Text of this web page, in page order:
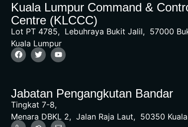
Kuala Lumpur Command &
Centre (KLCCC)
Lot PT 4785, Lebuhraya Bukit Jalil, 57000
Kuala Lumpur
Jabatan Pengangkutan Bandar
Tingkat 7-8,
Menara DBKL 2, Jalan Raja Laut, 50350